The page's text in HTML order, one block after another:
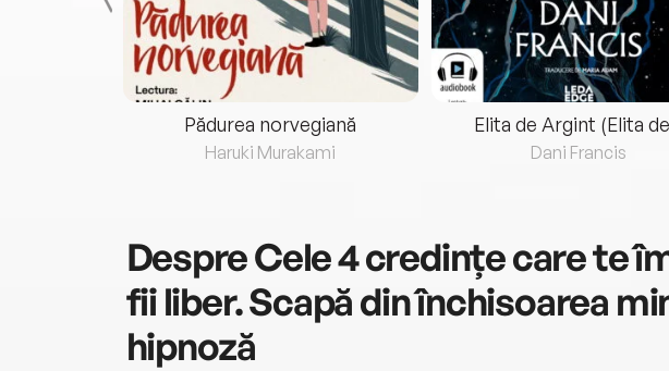
Pădurea norvegiană
Haruki Murakami
Elita de Argint (Elita
Dani Francis
DespreCele 4 credințe care te
fii liber. Scapă din închisoarea
hipnoză